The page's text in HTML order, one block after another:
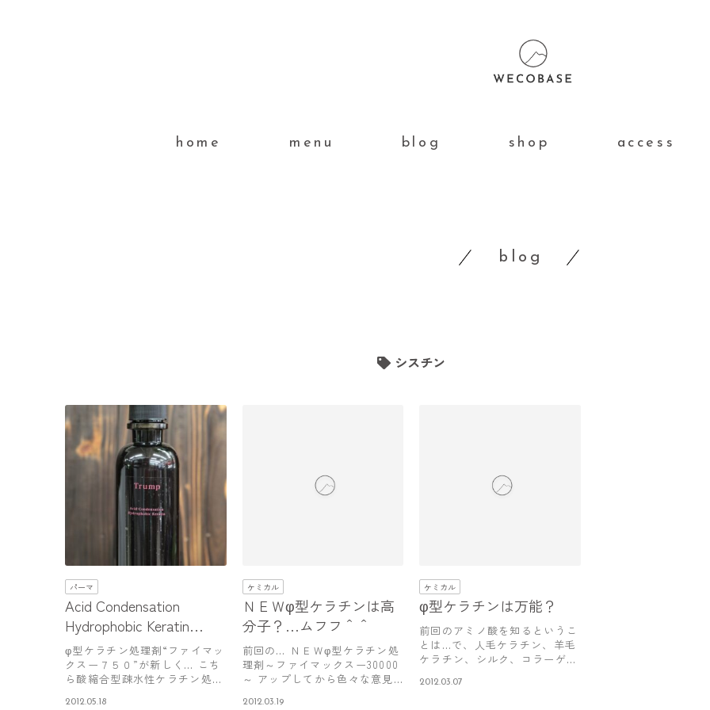
home menu blog shop access
blog
シスチン
パーマ
Acid Condensation
Hydrophobic Keratin
“Trump”
φ型ケラチン処理剤“ファイマッ
クスー７５０”が新しく… こち
ら酸縮合型疎水性ケラチン処理
2012.05.18
ケミカル
ＮＥＷφ型ケラチンは高
分子？…ムフフ＾＾
前回の… ＮＥＷφ型ケラチン処
理剤～ファイマックスー30000
～ アップしてから色々な意見
2012.03.19
ケミカル
φ型ケラチンは万能？
前回のアミノ酸を知るというこ
とは…で、人毛ケラチン、羊毛
ケラチン、シルク、コラーゲン
2012.03.07